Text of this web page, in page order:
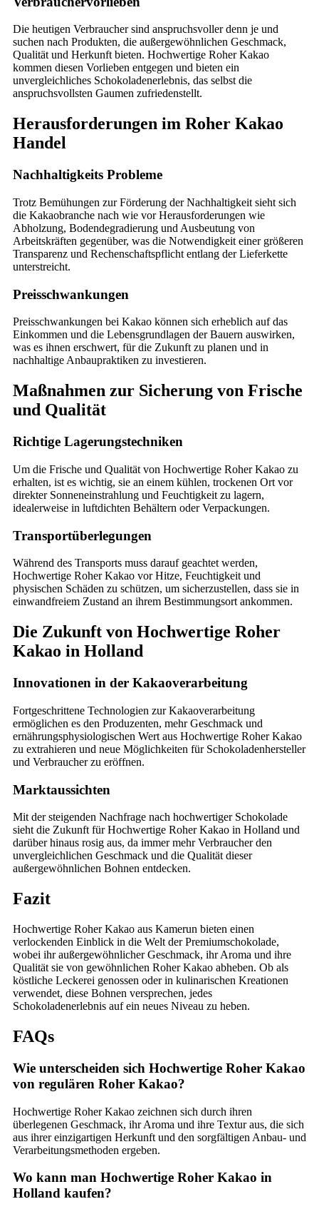
Die heutigen Verbraucher sind anspruchsvoller denn je und
suchen nach Produkten, die außergewöhnlichen Geschmack,
Qualität und Herkunft bieten. Hochwertige Roher Kakao
kommen diesen Vorlieben entgegen und bieten ein
unvergleichliches Schokoladenerlebnis, das selbst die
anspruchsvollsten Gaumen zufriedenstellt.
Herausforderungen im Roher Kakao
Handel
Nachhaltigkeits Probleme
Trotz Bemühungen zur Förderung der Nachhaltigkeit sieht sich
die Kakaobranche nach wie vor Herausforderungen wie
Abholzung, Bodendegradierung und Ausbeutung von
Arbeitskräften gegenüber, was die Notwendigkeit einer größeren
Transparenz und Rechenschaftspflicht entlang der Lieferkette
unterstreicht.
Preisschwankungen
Preisschwankungen bei Kakao können sich erheblich auf das
Einkommen und die Lebensgrundlagen der Bauern auswirken,
was es ihnen erschwert, für die Zukunft zu planen und in
nachhaltige Anbaupraktiken zu investieren.
Maßnahmen zur Sicherung von Frische
und Qualität
Richtige Lagerungstechniken
Um die Frische und Qualität von Hochwertige Roher Kakao zu
erhalten, ist es wichtig, sie an einem kühlen, trockenen Ort vor
direkter Sonneneinstrahlung und Feuchtigkeit zu lagern,
idealerweise in luftdichten Behältern oder Verpackungen.
Transportüberlegungen
Während des Transports muss darauf geachtet werden,
Hochwertige Roher Kakao vor Hitze, Feuchtigkeit und
physischen Schäden zu schützen, um sicherzustellen, dass sie in
einwandfreiem Zustand an ihrem Bestimmungsort ankommen.
Die Zukunft von Hochwertige Roher
Kakao in Holland
Innovationen in der Kakaoverarbeitung
Fortgeschrittene Technologien zur Kakaoverarbeitung
ermöglichen es den Produzenten, mehr Geschmack und
ernährungsphysiologischen Wert aus Hochwertige Roher Kakao
zu extrahieren und neue Möglichkeiten für Schokoladenhersteller
und Verbraucher zu eröffnen.
Marktaussichten
Mit der steigenden Nachfrage nach hochwertiger Schokolade
sieht die Zukunft für Hochwertige Roher Kakao in Holland und
darüber hinaus rosig aus, da immer mehr Verbraucher den
unvergleichlichen Geschmack und die Qualität dieser
außergewöhnlichen Bohnen entdecken.
Fazit
Hochwertige Roher Kakao aus Kamerun bieten einen
verlockenden Einblick in die Welt der Premiumschokolade,
wobei ihr außergewöhnlicher Geschmack, ihr Aroma und ihre
Qualität sie von gewöhnlichen Roher Kakao abheben. Ob als
köstliche Leckerei genossen oder in kulinarischen Kreationen
verwendet, diese Bohnen versprechen, jedes
Schokoladenerlebnis auf ein neues Niveau zu heben.
FAQs
Wie unterscheiden sich Hochwertige Roher Kakao
von regulären Roher Kakao?
Hochwertige Roher Kakao zeichnen sich durch ihren
überlegenen Geschmack, ihr Aroma und ihre Textur aus, die sich
aus ihrer einzigartigen Herkunft und den sorgfältigen Anbau- und
Verarbeitungsmethoden ergeben.
Wo kann man Hochwertige Roher Kakao in
Holland kaufen?